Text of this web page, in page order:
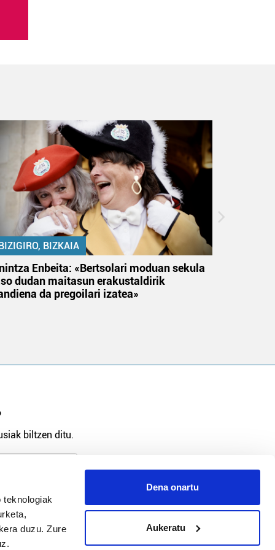
duzu. Zure
Dena onartu
Aukeratu
BIZKAIA
Enbeita: «Bertsolari moduan sekula
dudan maitasun erakustaldirik
da pregoilari izatea»
biltzen ditu.